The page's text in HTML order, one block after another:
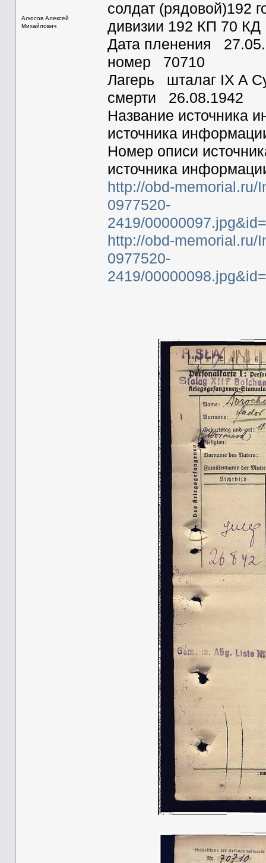
Алюсов Алексей
Михайлович
солдат (рядовой)192
дивизии 192 КП 70 КД
Дата пленения
номер 70710
Лагерь шталаг IX A
смерти 26.08.1942
Название
источника
Номер описи
источника
http://obd-memorial.ru/
0977520-
2419/
http://obd-memorial.ru/
0977520-
2419/